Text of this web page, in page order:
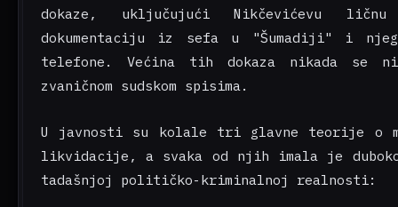
dokaze, uključujući Nikčevićevu ličnu
dokumentaciju iz sefa u "Šumadiji" i
telefone. Većina tih dokaza nikada se
zvaničnom sudskom spisima.
U javnosti su kolale tri glavne teorije o
likvidacije, a svaka od njih imala je
tadašnjoj političko-kriminalnoj realnosti: